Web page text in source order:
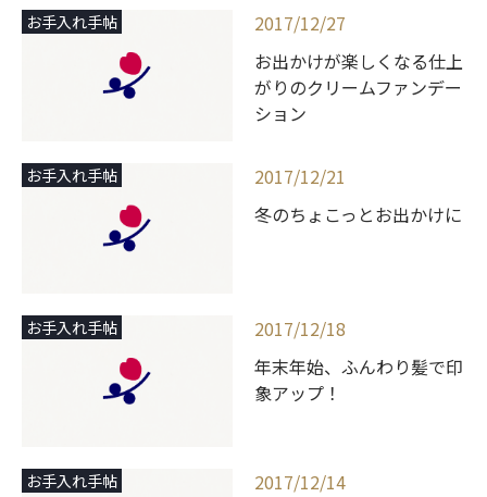
お手入れ手帖
2017/12/27
お出かけが楽しくなる仕上
がりのクリームファンデー
ション
お手入れ手帖
2017/12/21
冬のちょこっとお出かけに
お手入れ手帖
2017/12/18
年末年始、ふんわり髪で印
象アップ！
お手入れ手帖
2017/12/14